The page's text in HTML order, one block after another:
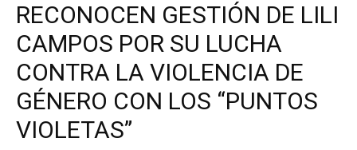
RECONOCEN GESTIÓN DE LILI
CAMPOS POR SU LUCHA
CONTRA LA VIOLENCIA DE
GÉNERO CON LOS “PUNTOS
VIOLETAS”